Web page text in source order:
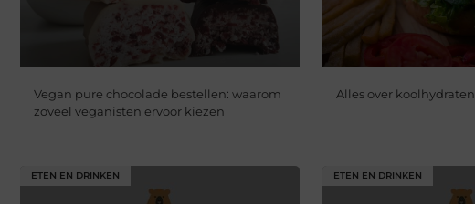
Vegan pure chocolade bestellen: waarom
zoveel veganisten ervoor kiezen
Alles over koolhydraten
ETEN EN DRINKEN ETEN EN DRINKEN